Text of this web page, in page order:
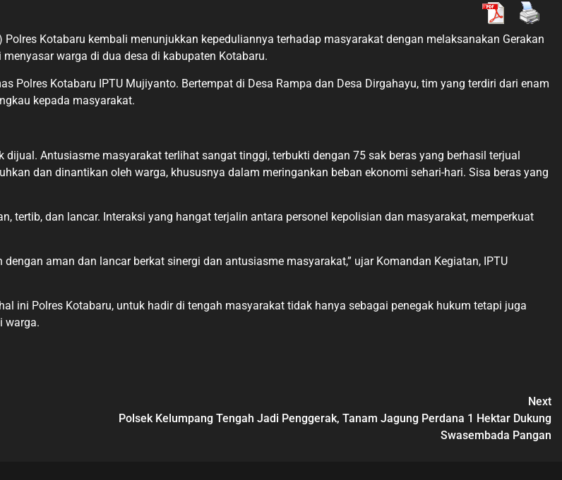
Kotabaru kembali menunjukkan kepeduliannya terhadap masyarakat dengan melaksanakan Gerakan
warga di dua desa di kabupaten Kotabaru.
Polres Kotabaru IPTU Mujiyanto. Bertempat di Desa Rampa dan Desa Dirgahayu, tim yang terdiri dari enam
kepada masyarakat.
Antusiasme masyarakat terlihat sangat tinggi, terbukti dengan 75 sak beras yang berhasil terjual
dan dinantikan oleh warga, khususnya dalam meringankan beban ekonomi sehari-hari. Sisa beras yang
tertib, dan lancar. Interaksi yang hangat terjalin antara personel kepolisian dan masyarakat, memperkuat
aman dan lancar berkat sinergi dan antusiasme masyarakat,” ujar Komandan Kegiatan, IPTU
ini Polres Kotabaru, untuk hadir di tengah masyarakat tidak hanya sebagai penegak hukum tetapi juga
warga.
Next
Polsek Kelumpang Tengah Jadi Penggerak, Tanam Jagung Perdana 1 Hektar Dukung
Swasembada Pangan